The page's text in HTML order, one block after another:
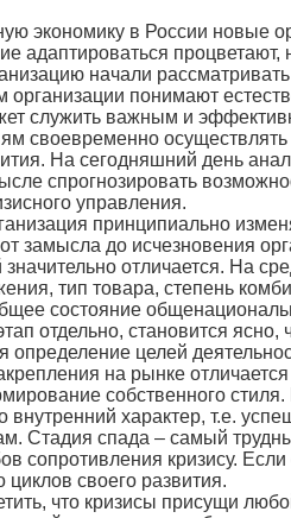
экономику в России новые
адаптироваться процветают,
начали
понимают
служить важным и
своевременно
На сегодняшний день
спрогнозировать
управления.
принципиально
замысла до исчезновения
отличается. На
тип товара, степень
состояние
отдельно, становится
целей
на рынке
собственного
характер, т.е.
Стадия спада – самый
сопротивления кризису.
циклов своего развития.
что кризисы присущи